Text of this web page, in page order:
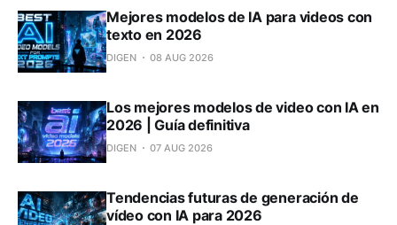
Mejores modelos de IA para videos con
texto en 2026
DIGEN 08 AUG 2026
Los mejores modelos de video con IA en
2026 | Guía definitiva
DIGEN 07 AUG 2026
Tendencias futuras de generación de
vídeo con IA para 2026